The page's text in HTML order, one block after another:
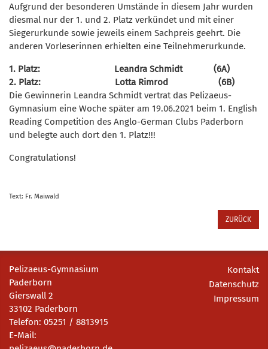
Aufgrund der besonderen Umstände in diesem Jahr wurden
diesmal nur der 1. und 2. Platz verkündet und mit einer
Siegerurkunde sowie jeweils einem Sachpreis geehrt. Die
anderen Vorleserinnen erhielten eine Teilnehmerurkunde.
1. Platz: Leandra Schmidt (6A)
2. Platz: Lotta Rimrod (6B)
Die Gewinnerin Leandra Schmidt vertrat das Pelizaeus-
Gymnasium eine Woche später am 19.06.2021 beim 1. English
Reading Competition des Anglo-German Clubs Paderborn
und belegte auch dort den 1. Platz!!!
Congratulations!
Text: Fr. Maiwald
ZURÜCK
Pelizaeus-Gymnasium
Paderborn
Gierswall 2
33102 Paderborn
Telefon: 05251 / 8813915
E-Mail:
Kontakt
Datenschutz
Impressum